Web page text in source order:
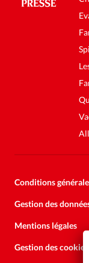
Conditions
Gestion des
Mentions légales
Gestion des cookies